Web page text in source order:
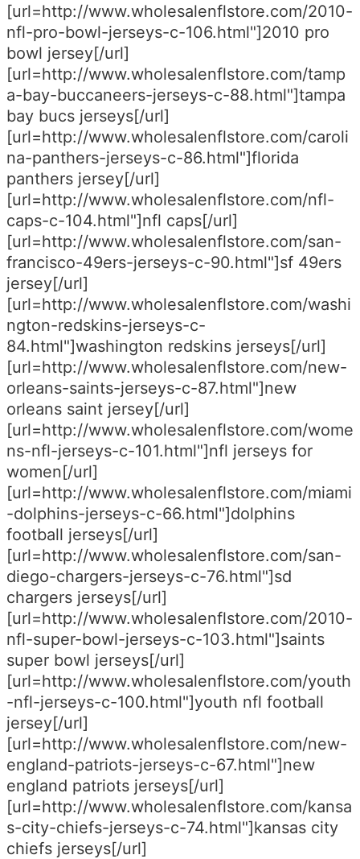
[url=http://www.wholesalenflstore.com/2010-
nfl-pro-bowl-jerseys-c-106.html"]2010 pro
bowl jersey[/url]
[url=http://www.wholesalenflstore.com/tamp
a-bay-buccaneers-jerseys-c-88.html"]tampa
bay bucs jerseys[/url]
[url=http://www.wholesalenflstore.com/caroli
na-panthers-jerseys-c-86.html"]florida
panthers jersey[/url]
[url=http://www.wholesalenflstore.com/nfl-
caps-c-104.html"]nfl caps[/url]
[url=http://www.wholesalenflstore.com/san-
francisco-49ers-jerseys-c-90.html"]sf 49ers
jersey[/url]
[url=http://www.wholesalenflstore.com/washi
ngton-redskins-jerseys-c-
84.html"]washington redskins jerseys[/url]
[url=http://www.wholesalenflstore.com/new-
orleans-saints-jerseys-c-87.html"]new
orleans saint jersey[/url]
[url=http://www.wholesalenflstore.com/wome
ns-nfl-jerseys-c-101.html"]nfl jerseys for
women[/url]
[url=http://www.wholesalenflstore.com/miami
-dolphins-jerseys-c-66.html"]dolphins
football jerseys[/url]
[url=http://www.wholesalenflstore.com/san-
diego-chargers-jerseys-c-76.html"]sd
chargers jerseys[/url]
[url=http://www.wholesalenflstore.com/2010-
nfl-super-bowl-jerseys-c-103.html"]saints
super bowl jerseys[/url]
[url=http://www.wholesalenflstore.com/youth
-nfl-jerseys-c-100.html"]youth nfl football
jersey[/url]
[url=http://www.wholesalenflstore.com/new-
england-patriots-jerseys-c-67.html"]new
england patriots jerseys[/url]
[url=http://www.wholesalenflstore.com/kansa
s-city-chiefs-jerseys-c-74.html"]kansas city
chiefs jerseys[/url]